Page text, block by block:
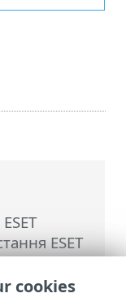
ESET
ESET
On-
cookies